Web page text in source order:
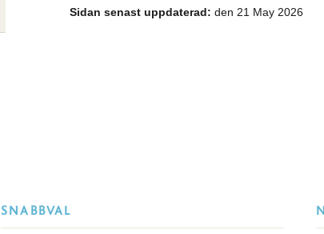
Sidan senast uppdaterad: den 21 May 2026
SNABBVAL